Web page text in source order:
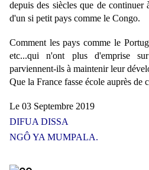
depuis des siècles que de continuer
d'un si petit pays comme le Congo.
Comment les pays comme le
etc...qui n'ont plus d'emprise
parviennent-ils à maintenir leur
Que la France fasse école auprès de
Le 03 Septembre 2019
DIFUA DISSA
NGÔ YA MUMPALA.